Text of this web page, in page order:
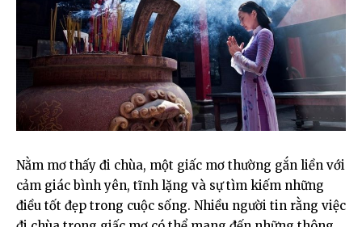
Nằm mơ thấy đi chùa, một giấc mơ thường gắn liền với
cảm giác bình yên, tĩnh lặng và sự tìm kiếm những
điều tốt đẹp trong cuộc sống. Nhiều người tin rằng việc